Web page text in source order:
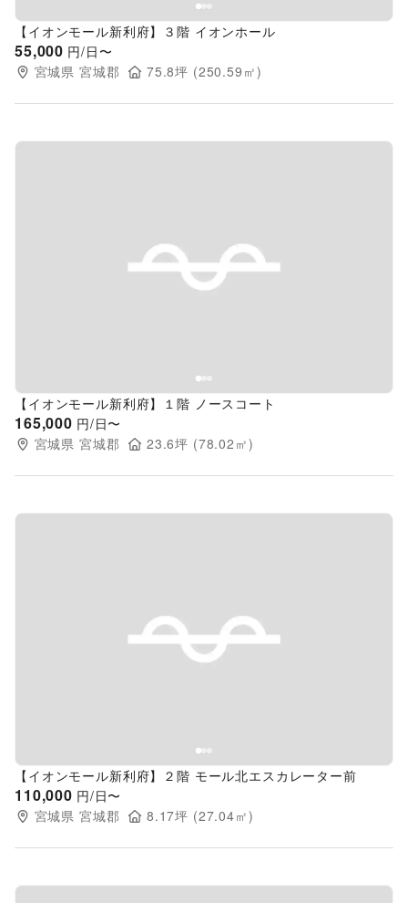
【イオンモール新利府】３階 イオンホール
55,000 円/日〜
宮城県 宮城郡 75.8坪 (250.59 ㎡)
Previous slide
【イオンモール新利府】１階 ノースコート
165,000 円/日〜
宮城県 宮城郡 23.6坪 (78.02 ㎡)
Previous slide
【イオンモール新利府】２階 モール北エスカレーター前
110,000 円/日〜
宮城県 宮城郡 8.17坪 (27.04㎡)